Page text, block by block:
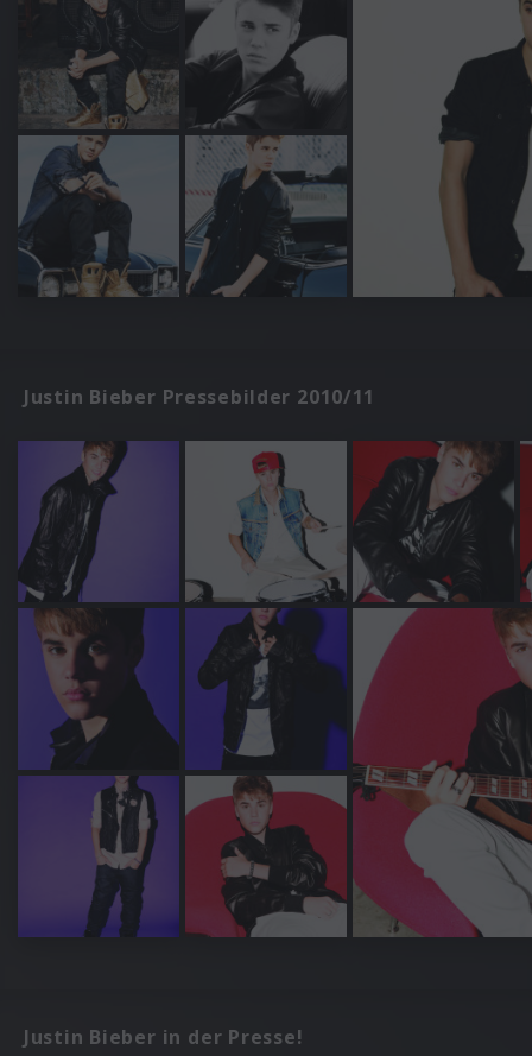
Justin Bieber Pressebilder 2010/11
Justin Bieber in der Presse!